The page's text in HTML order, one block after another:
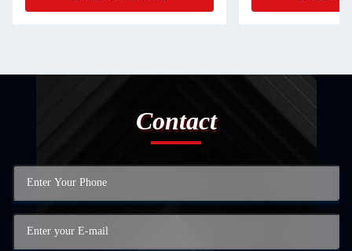
Contact